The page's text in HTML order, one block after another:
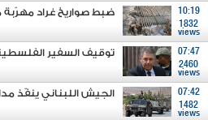
10:19
1832
views
ضبط صواريخ غراد
07:47
2460
views
توقيف السفير
07:42
1482
views
الجيش اللبناني ينفّذ